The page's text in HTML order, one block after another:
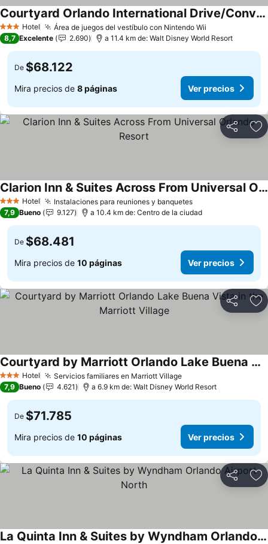
3 Estrellas
Hotel Área de juegos del vestíbulo con Nintendo Wii
Courtyard Orlando International Drive/Convention Center
Ver precios
8,7 Excelente 2.690 a 11.4 km de: Walt Disney World Resort
De $68.122
Mira precios de 8 páginas Ver precios
Compartir
3 Estrellas
Hotel Instalaciones para reuniones y banquetesVer precios
Clarion Inn & Suites Across From Universal Orlando Resort
Ver precios
7,9 Bueno 9.127 a 10.4 km de: Centro de la ciudad
De $68.481
Mira precios de 10 páginas Ver precios
Compartir
3 Estrellas
Hotel Servicios familiares en Marriott VillageVer precios
Courtyard by Marriott Orlando Lake Buena Vista in the Marriott Village
Ver precios
7,9 Bueno 4.621 a 6.9 km de: Walt Disney World Resort
De $71.785
Mira precios de 10 páginas Ver precios
Compartir
La Quinta Inn & Suites by Wyndham Orlando Airport North